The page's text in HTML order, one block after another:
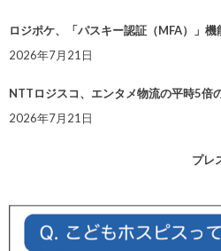
ロジポケ、「パスキー認証（MFA）」機
2026年7月21日
NTTロジスコ、エンタメ物流の平時5
2026年7月21日
プレ